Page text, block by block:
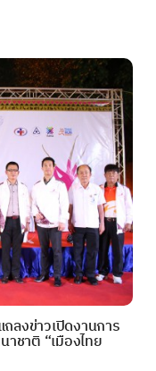
ลงข่าวเปิดงานการ
ชาติ “เมืองไทย